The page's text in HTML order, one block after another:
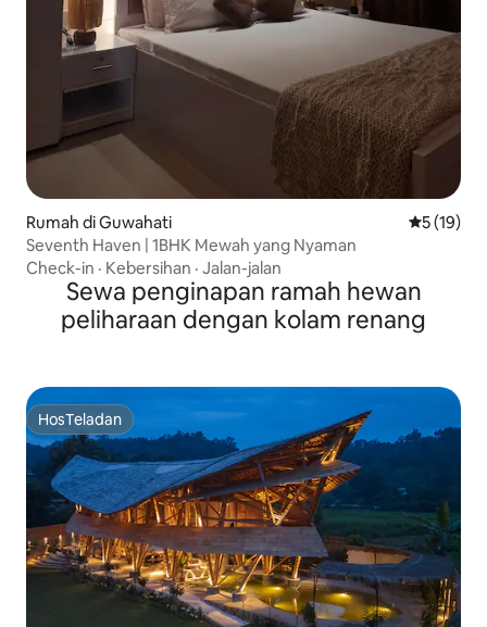
Rumah di Guwahati Nilai rata-
5 (19)
Seventh Haven | 1BHK Mewah yang Nyaman
Check-in · Kebersihan · Jalan-jalan
Sewa penginapan ramah hewan
peliharaan dengan kolam renang
HosTeladan
HosTeladan